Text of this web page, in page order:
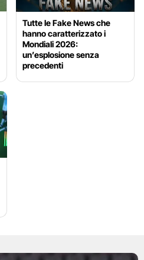
Tutte le Fake News che
hanno caratterizzato i
Mondiali 2026:
un’esplosione senza
precedenti